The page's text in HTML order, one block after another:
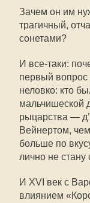
Зачем он им
трагичный,
сонетами?
И все-таки:
первый вопрос
неловко: кто
мальчишеской
рыцарства —
Вейнертом,
больше по
лично не
И XVI век с
влиянием